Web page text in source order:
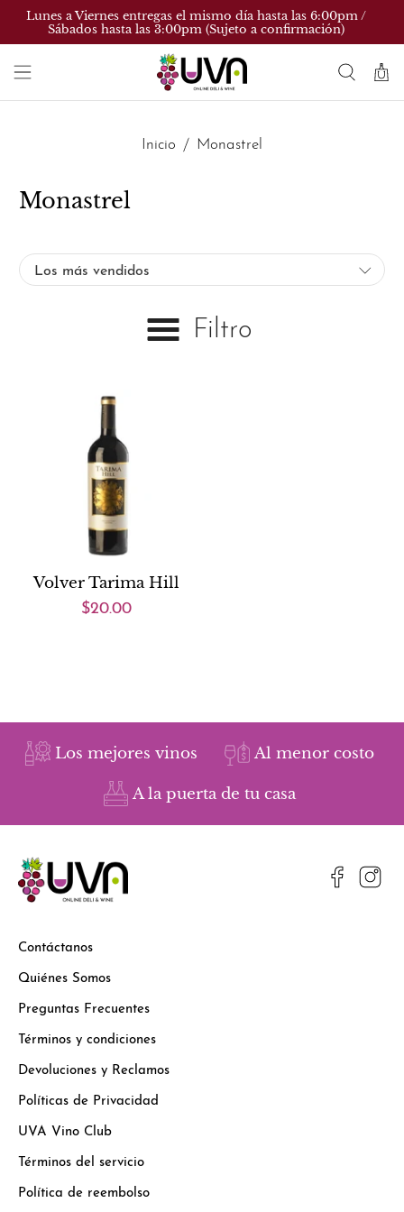
Lunes a Viernes entregas el mismo día hasta las 6:00pm /
Sábados hasta las 3:00pm (Sujeto a confirmación)
Inicio Monastrel
Monastrel
Filtro
Volver Tarima Hill
$20.00
Los mejores vinos Al menor costo
A la puerta de tu casa
Contáctanos
Quiénes Somos
Preguntas Frecuentes
Términos y condiciones
Devoluciones y Reclamos
Políticas de Privacidad
UVA Vino Club
Términos del servicio
Política de reembolso